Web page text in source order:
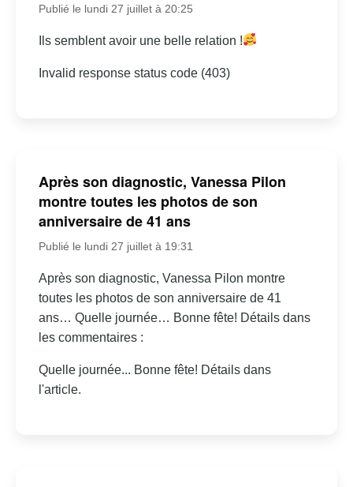
Publié le lundi 27 juillet à 20:25
Ils semblent avoir une belle relation !
Invalid response status code (403)
Après son diagnostic, Vanessa Pilon
montre toutes les photos de son
anniversaire de 41 ans
Publié le lundi 27 juillet à 19:31
Après son diagnostic, Vanessa Pilon montre
toutes les photos de son anniversaire de 41
ans… Quelle journée… Bonne fête! Détails dans
les commentaires :
Quelle journée... Bonne fête! Détails dans
l'article.